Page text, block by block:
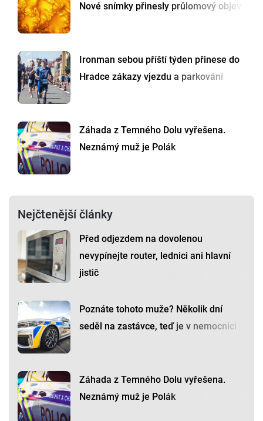
Nové snímky přinesly průlomový objev
Ironman sebou příští týden přinese do
Hradce zákazy vjezdu a parkování
Záhada z Temného Dolu vyřešena.
Neznámý muž je Polák
Nejčtenější články
Před odjezdem na dovolenou
nevypínejte router, lednici ani hlavní
jistič
Poznáte tohoto muže? Několik dní
seděl na zastávce, teď je v nemocnici
Záhada z Temného Dolu vyřešena.
Neznámý muž je Polák